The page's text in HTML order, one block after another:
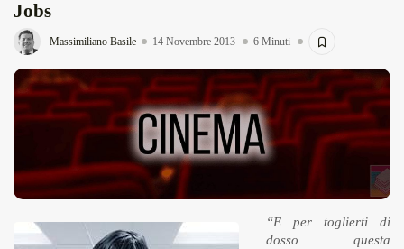
Jobs
Massimiliano Basile 14 Novembre 2013 6 Minuti
“E per toglierti di
dosso questa